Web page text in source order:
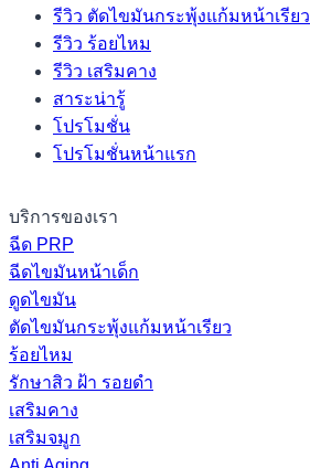
รีวิว ตัดไขมันกระพุ้งแก้มหน้าเรียว
รีวิว ร้อยไหม
รีวิว เสริมคาง
สาระน่ารู้
โปรโมชั่น
โปรโมชั่นหน้าแรก
บริการของเรา
ฉีด PRP
ฉีดไขมันหน้าเด็ก
ดูดไขมัน
ตัดไขมันกระพุ้งแก้มหน้าเรียว
ร้อยไหม
รักษาสิว ฝ้า รอยดำ
เสริมคาง
เสริมจมูก